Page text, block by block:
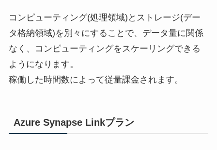
コンピューティング(処理領域)とストレージ(デー
タ格納領域)を別々にすることで、データ量に関係
なく、コンピューティングをスケーリングできる
ようになります。
稼働した時間数によって従量課金されます。
Azure Synapse Linkプラン